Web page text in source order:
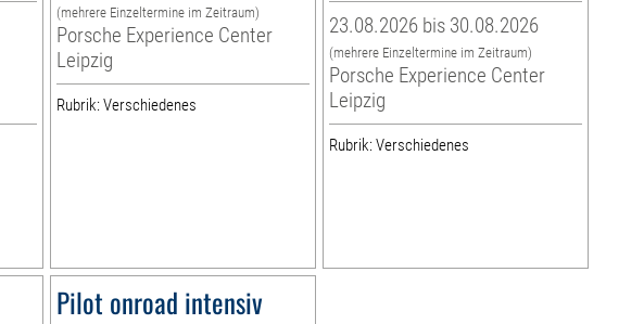
(mehrere Einzeltermine im Zeitraum)
Porsche Experience Center
Leipzig
Rubrik: Verschiedenes
23.08.2026 bis 30.08.2026
(mehrere Einzeltermine im Zeitraum)
Porsche Experience Center
Leipzig
Rubrik: Verschiedenes
Pilot onroad intensiv